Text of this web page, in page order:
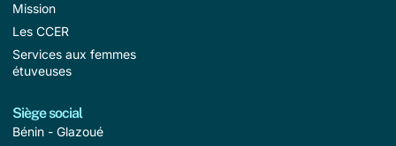
Mission
Les CCER
Services aux femmes
étuveuses
Siège social
Bénin - Glazoué